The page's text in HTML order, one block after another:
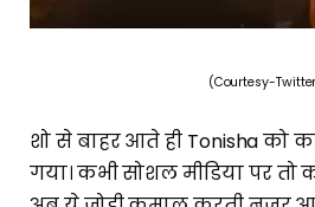
(Courtesy-
शो से बाहर आते ही Tonisha को
गया। कभी सोशल मीडिया पर तो